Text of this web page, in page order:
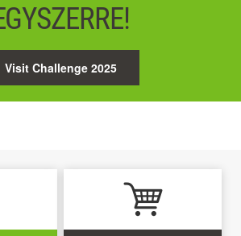
Visit Challenge 2025